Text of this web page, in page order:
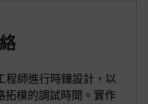
程師進行時鐘設計，以
拓樸的調試時間。實作